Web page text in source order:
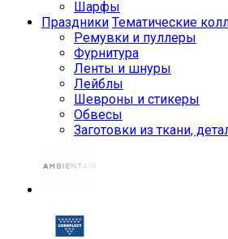
Шарфы
Праздники Тематические
Ремувки и пуллеры
Фурнитура
Ленты и шнуры
Лейблы
Шевроны и стикеры
Обвесы
Заготовки из ткани,